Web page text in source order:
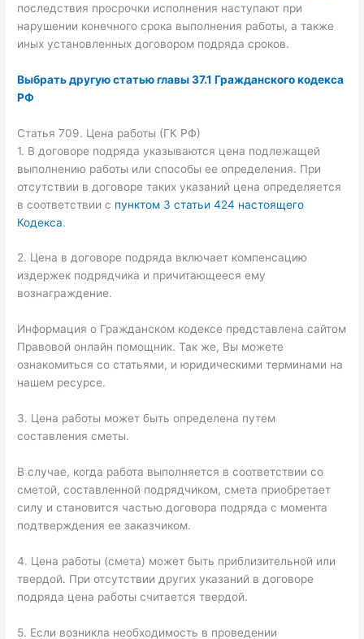
последствия просрочки исполнения наступают при
нарушении конечного срока выполнения работы, а также
иных установленных договором подряда сроков.
Выбрать другую статью главы 37.1 Гражданского кодекса
РФ
Статья 709. Цена работы (ГК РФ)
1. В договоре подряда указываются цена подлежащей
выполнению работы или способы ее определения. При
отсутствии в договоре таких указаний цена определяется
в соответствии с пунктом 3 статьи 424 настоящего
Кодекса.
2. Цена в договоре подряда включает компенсацию
издержек подрядчика и причитающееся ему
вознаграждение.
Информация о Гражданском кодексе представлена сайтом
Правовой онлайн помощник. Так же, Вы можете
ознакомиться со статьями, и юридическими терминами на
нашем ресурсе.
3. Цена работы может быть определена путем
составления сметы.
В случае, когда работа выполняется в соответствии со
сметой, составленной подрядчиком, смета приобретает
силу и становится частью договора подряда с момента
подтверждения ее заказчиком.
4. Цена работы (смета) может быть приблизительной или
твердой. При отсутствии других указаний в договоре
подряда цена работы считается твердой.
5. Если возникла необходимость в проведении